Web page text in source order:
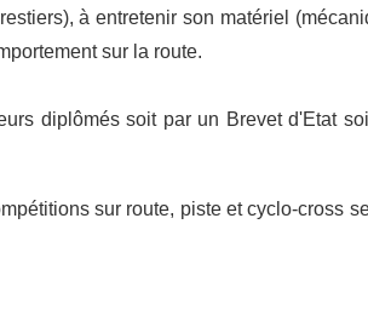
à entretenir son matériel
sur la route.
diplômés soit par un Brevet d'Etat
sur route, piste et cyclo-cross